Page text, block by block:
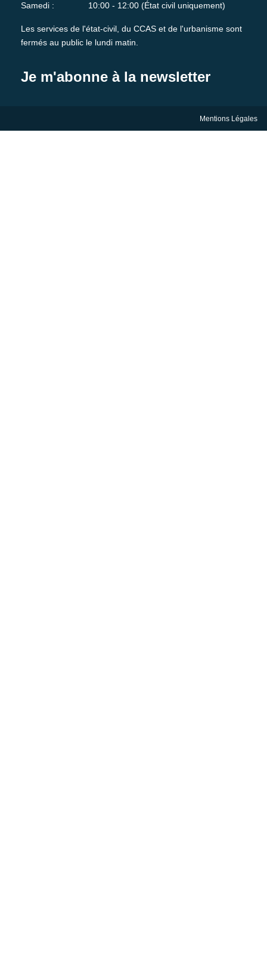
Samedi :
10:00 - 12:00 (État civil uniquement)
Les services de l'état-civil, du CCAS et de l'urbanisme sont
fermés au public le lundi matin.
Je m'abonne à la newsletter
Mentions Légales